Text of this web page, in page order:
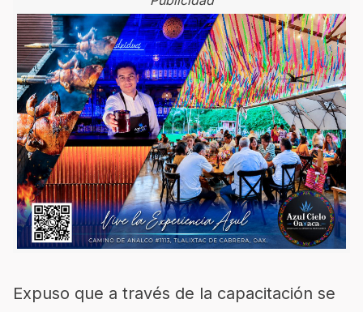
Expuso que a través de la capacitación se